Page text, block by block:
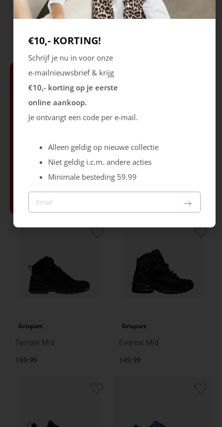
Grisport
154.99
Grisport
Sale
Bekijk Sale
Grisport
Terrain Mid
169.99
Grisport
Everest Mid
149.99
€10,- KORTING!
Schrijf je nu in voor onze
e-mailnieuwsbrief & krijg
€10,- korting op je eerste
online aankoop.
Je ontvangt een code per e-mail.
Alleen geldig op nieuwe collectie
Niet geldig i.c.m. andere acties
Minimale besteding 59.99